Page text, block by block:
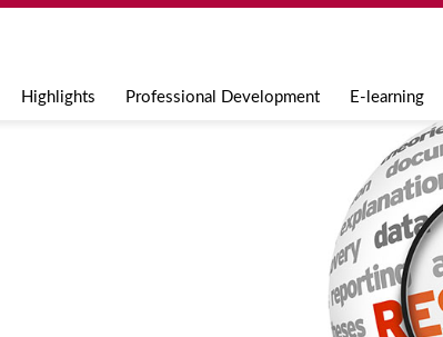
Jump to navigation
Highlights Professional Development E-learning